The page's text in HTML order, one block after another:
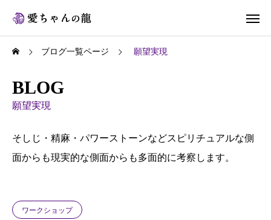
ブログ一覧ページ 願望実現
BLOG
願望実現
そしじ・精麻・パワーストーンなどスピリチュアルな側
面からも現実的な側面からも多面的に考察します。
ワークショップ